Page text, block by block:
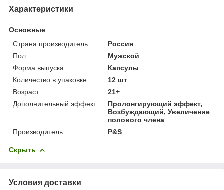
Характеристики
Основные
Страна производитель
Россия
Пол
Мужской
Форма выпуска
Капсулы
Количество в упаковке
12 шт
Возраст
21+
Дополнительный эффект
Пролонгирующий эффект,
Возбуждающий, Увеличение
полового члена
Производитель
P&S
Скрыть
Условия доставки